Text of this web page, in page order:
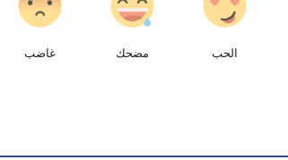
الحب مضحك غاضب